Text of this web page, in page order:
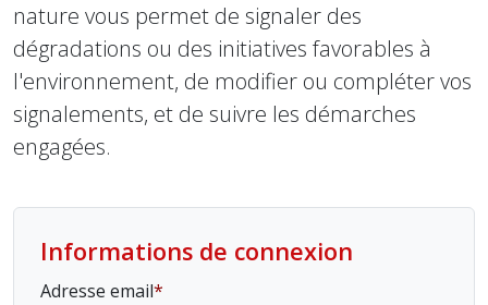
nature vous permet de signaler des
dégradations ou des initiatives favorables à
l'environnement, de modifier ou compléter vos
signalements, et de suivre les démarches
engagées.
Informations de connexion
Adresse email